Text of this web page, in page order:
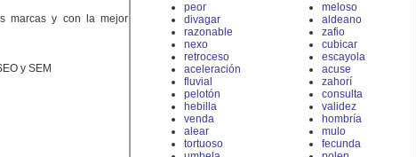
marcas y con la mejor
y SEM
peor
divagar
razonable
nexo
retroceso
aceleración
fluvial
pelotón
hebilla
venda
alear
tortuoso
meloso
aldeano
zafio
cubicar
escayola
acuse
zahorí
consulta
validez
hombría
mulo
fecunda